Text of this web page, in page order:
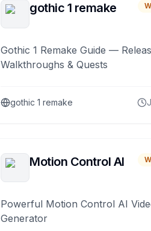
gothic 1 remake
Gothic 1 Remake Guide —
Walkthroughs & Quests
gothic 1 remake
Motion Control AI
Powerful Motion Control AI
Generator